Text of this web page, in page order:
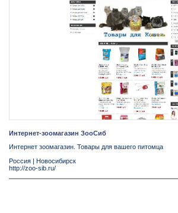
Интернет-зоомагазин ЗооСиб
Интернет зоомагазин. Товары для вашего питомца
Россия | Новосибирск
http://zoo-sib.ru/